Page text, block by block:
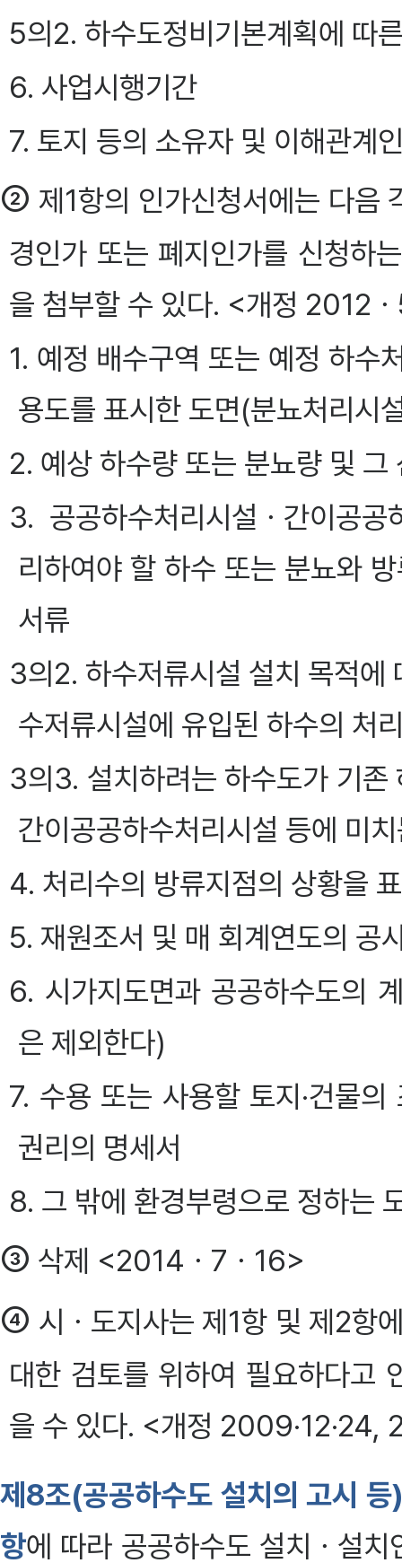
5의2. 하수도정비기본계획에 따
6. 사업시행기간
7. 토지 등의 소유자 및 이해관계
② 제1항의 인가신청서에는 다음
경인가 또는 폐지인가를 신청하
을 첨부할 수 있다. <개정 2012
1. 예정 배수구역 또는 예정 하수
용도를 표시한 도면(분뇨처리시
2. 예상 하수량 또는 분뇨량 및 그
3. 공공하수처리시설ㆍ간이공
리하여야 할 하수 또는 분뇨와
서류
3의2. 하수저류시설 설치 목적에
수저류시설에 유입된 하수의 처
3의3. 설치하려는 하수도가 기존
간이공공하수처리시설 등에 미
4. 처리수의 방류지점의 상황을
5. 재원조서 및 매 회계연도의 공
6. 시가지도면과 공공하수도의
은 제외한다)
7. 수용 또는 사용할 토지·건물
권리의 명세서
8. 그 밖에 환경부령으로 정하는
③ 삭제 <2014ㆍ7ㆍ16>
④ 시ㆍ도지사는 제1항 및 제2항
대한 검토를 위하여 필요하다고
을 수 있다. <개정 2009·12·24,
제8조(공공하수도 설치의 고시 등
항에 따라 공공하수도 설치ㆍ설